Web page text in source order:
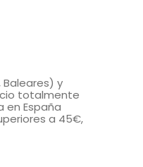
Baleares) y
totalmente
en España
a 45€,